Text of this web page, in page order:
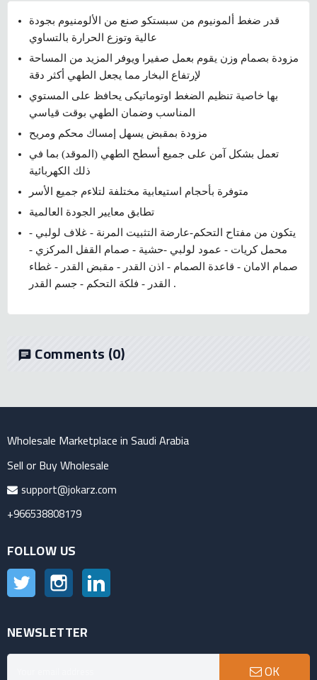
قدر ضغط ألمونيوم من سبستكو صنع من الألومنيوم بجودة
عالية وتوزع الحرارة بالتساوي
مزودة بصمام وزن يقوم بعمل صفيرا ويوفر المزيد من المساحة
لإرتفاع البخار مما يجعل الطهي أكثر دقة
بها خاصية تنظيم الضغط اوتوماتيكى يحافظ على المستوي
المناسب وضمان الطهي بوقت قياسي
مزودة بمقبض يسهل إمساك محكم ومريح
تعمل بشكل آمن على جميع أسطح الطهي (الموقد) بما في
ذلك الكهربائية
متوفرة بأحجام استيعابية مختلفة لتلاءم جميع الأسر
تطابق معايير الجودة العالمية
يتكون من مفتاح التحكم-عارضة التثبيت المرنة - غلاف لولبي -
محمل كريات - عمود لولبي -حشية - صمام القفل المركزي -
صمام الامان - قاعدة الصمام - اذن القدر - مقبض القدر - غطاء
القدر - فلكة التحكم - جسم القدر .
chat Comments(0)
Wholesale Marketplace in Saudi Arabia
Sell or Buy Wholesale
support@jokarz.com
+966538808179
FOLLOW US
Twitter Instagram
NEWSLETTER
OK